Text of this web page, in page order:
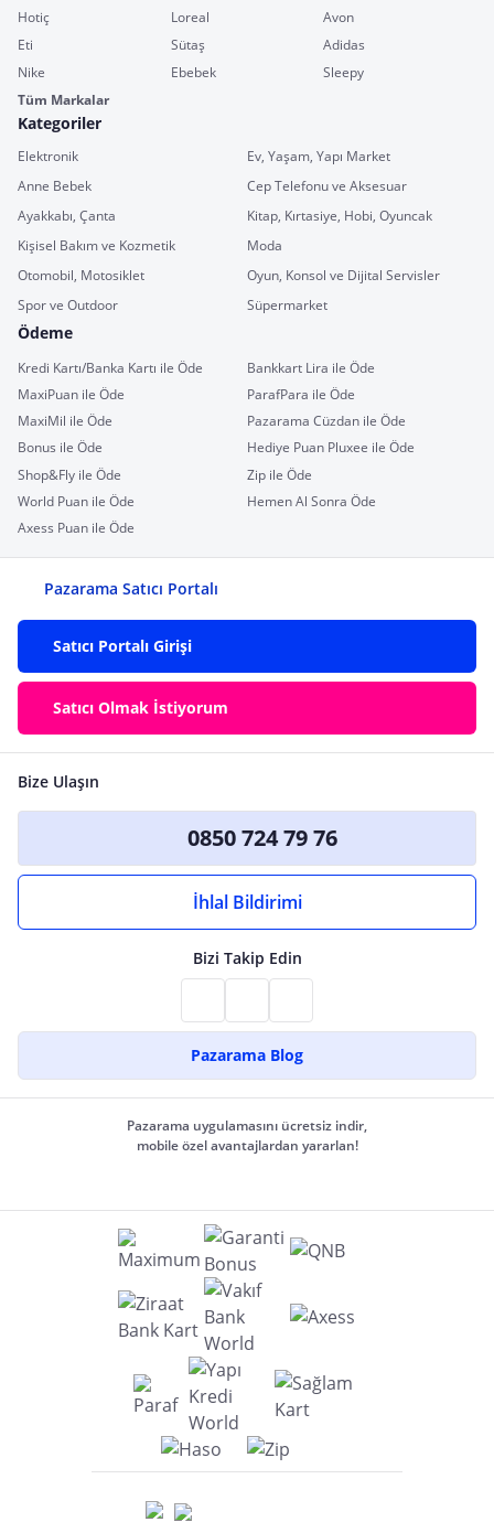
Hotiç
Loreal
Avon
Eti
Sütaş
Adidas
Nike
Ebebek
Sleepy
Tüm Markalar
Kategoriler
Elektronik
Ev, Yaşam, Yapı Market
Anne Bebek
Cep Telefonu ve Aksesuar
Ayakkabı, Çanta
Kitap, Kırtasiye, Hobi, Oyuncak
Kişisel Bakım ve Kozmetik
Moda
Otomobil, Motosiklet
Oyun, Konsol ve Dijital Servisler
Spor ve Outdoor
Süpermarket
Ödeme
Kredi Kartı/Banka Kartı ile Öde
Bankkart Lira ile Öde
MaxiPuan ile Öde
ParafPara ile Öde
MaxiMil ile Öde
Pazarama Cüzdan ile Öde
Bonus ile Öde
Hediye Puan Pluxee ile Öde
Shop&Fly ile Öde
Zip ile Öde
World Puan ile Öde
Hemen Al Sonra Öde
Axess Puan ile Öde
Pazarama Satıcı Portalı
Satıcı Portalı Girişi
Satıcı Olmak İstiyorum
Bize Ulaşın
0850 724 79 76
İhlal Bildirimi
Bizi Takip Edin
Pazarama Blog
Pazarama uygulamasını ücretsiz indir,
mobile özel avantajlardan yararlan!